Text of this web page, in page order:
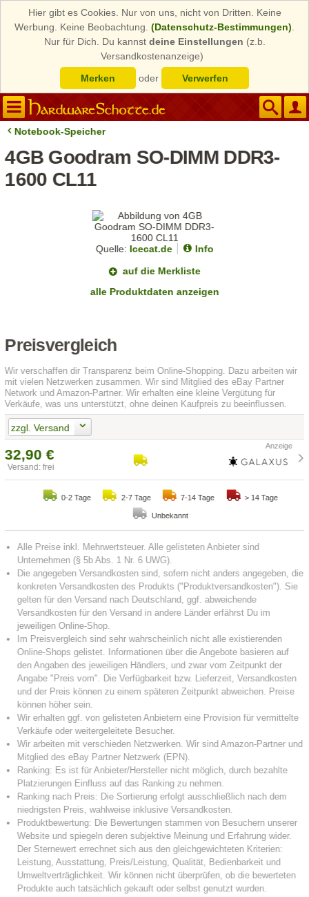
Hier gibt es Cookies. Nur von uns, nicht von Dritten. Keine
Werbung. Keine Beobachtung. (Datenschutz-Bestimmungen)
Nur für Dich. Du kannst deine Einstellungen (z.b.
Versandkostenanzeige)
Merken
oder Verwerfen
Notebook-Speicher
4GB Goodram SO-DIMM DDR3-
1600 CL11
Quelle: Icecat.de
Info
auf die Merkliste
alle Produktdaten anzeigen
Preisvergleich
Wir verschaffen dir Transparenz beim Online-Shopping. Dazu arbeiten wir
mit vielen Netzwerken zusammen. Wir sind Mitglied des eBay Partner
Network und Amazon-Partner. Wir erhalten eine kleine Vergütung für
Verkäufe, was uns unterstützt, ohne deinen Kaufpreis zu beeinflussen.
zzgl. Versand
32,90 €
Versand: frei
0-2 Tage 2-7 Tage 7-14 Tage > 14 Tage
Unbekannt